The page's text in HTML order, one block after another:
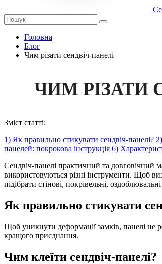
Головна
Блог
Чим різати сендвіч-панелі
ЧИМ РІЗАТИ
Зміст статті:
1) Як правильно стикувати сендвіч-панелі?
панелей: покрокова інструкція 6)
Сендвіч-панелі практичний та довговічний
використовуються різні інструменти. Щоб
підібрати стінові, покрівельні,
Як правильно стикувати
Щоб уникнути деформації замків, панелі не
кращого приєднання.
Чим клеїти сендвіч-панелі?